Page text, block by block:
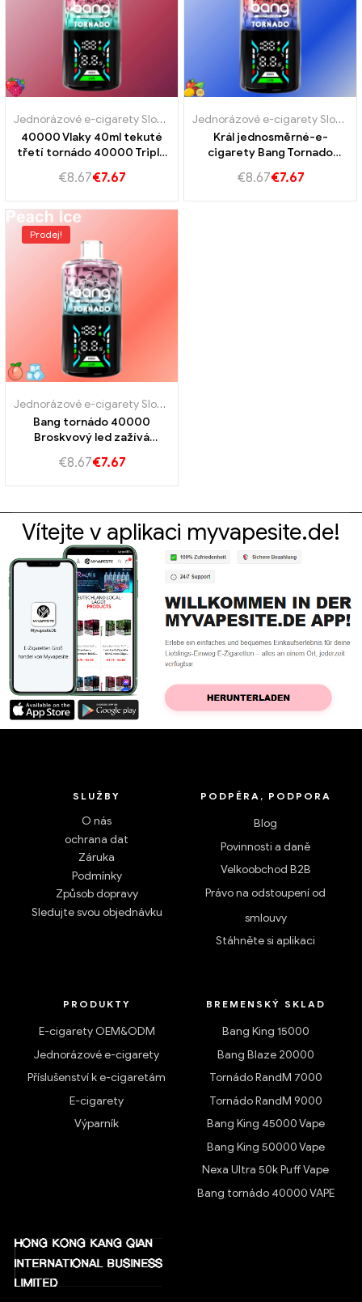
Jednorázové e-cigarety Slovensko ,Jednorázové e-cigarety
40000 Vlaky 40ml tekuté
třetí tornádo 40000 Triple
z bobule
€8.67€7.67
Jednorázové e-cigarety Slovensko
Král jednosměrné-e-
cigarety Bang Tornado
€8.67€7.67
Prodej!
Jednorázové e-cigarety Slovensko
Bang tornádo 40000
Broskvový led zažívá
€8.67€7.67
Vítejte v aplikaci myvapesite.de!
SLUŽBY
O nás
ochrana dat
Záruka
Podmínky
Způsob dopravy
Sledujte svou objednávku
PODPĚRA, PODPORA
Blog
Povinnosti a daně
Velkoobchod B2B
Právo na odstoupení od
smlouvy
Stáhněte si aplikaci
PRODUKTY
E-cigarety OEM&ODM
Jednorázové e-cigarety
Příslušenství k e-cigaretám
E-cigarety
Výparník
BREMENSKÝ SKLAD
Bang King 15000
Bang Blaze 20000
Tornádo RandM 7000
Tornádo RandM 9000
Bang King 45000 Vape
Bang King 50000 Vape
Nexa Ultra 50k Puff Vape
Bang tornádo 40000 VAPE